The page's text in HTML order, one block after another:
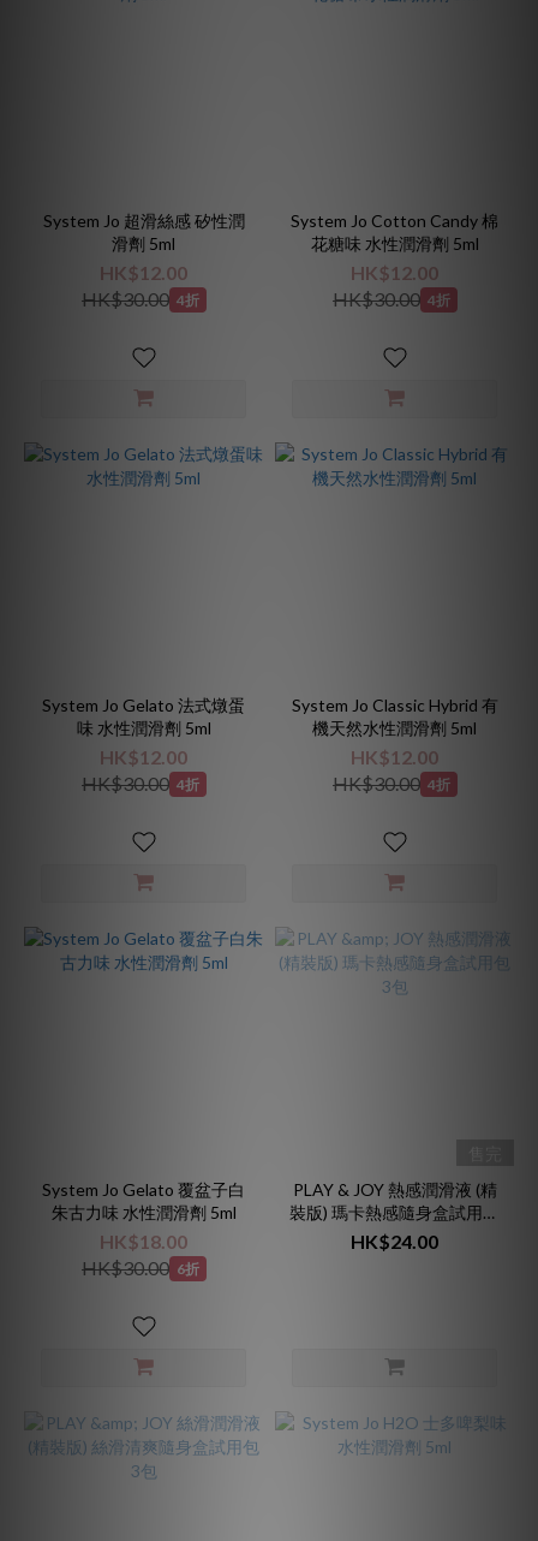
System Jo 超滑絲感 矽性潤
滑劑 5ml
HK$12.00
HK$30.00 4折
System Jo Cotton Candy 棉
花糖味 水性潤滑劑 5ml
HK$12.00
HK$30.00 4折
System Jo Gelato 法式燉蛋
味 水性潤滑劑 5ml
HK$12.00
HK$30.00 4折
System Jo Classic Hybrid 有
機天然水性潤滑劑 5ml
HK$12.00
HK$30.00 4折
System Jo Gelato 覆盆子白
朱古力味 水性潤滑劑 5ml
HK$18.00
HK$30.00 6折
PLAY & JOY 熱感潤滑液 (精
裝版) 瑪卡熱感隨身盒試用包
3包
HK$24.00